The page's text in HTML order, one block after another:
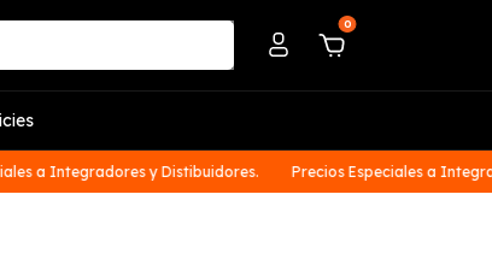
0
a Integradores y Distibuidores. Precios Especiales a